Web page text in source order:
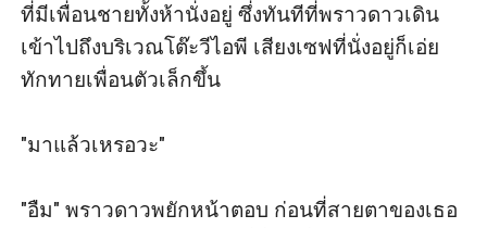
ที่มีเพื่อนชายทั้งห้านั่งอยู่ ซึ่งทันทีที่พราวดาวเดิน
เข้าไปถึงบริเวณโต๊ะวีไอพี เสียงเซฟที่นั่งอยู่ก็เอ่ย
ทักทายเพื่อนตัวเล็กขึ้น
"มาแล้วเหรอวะ"
"อืม" พราวดาวพยักหน้าตอบ ก่อนที่สายตาของเธอ